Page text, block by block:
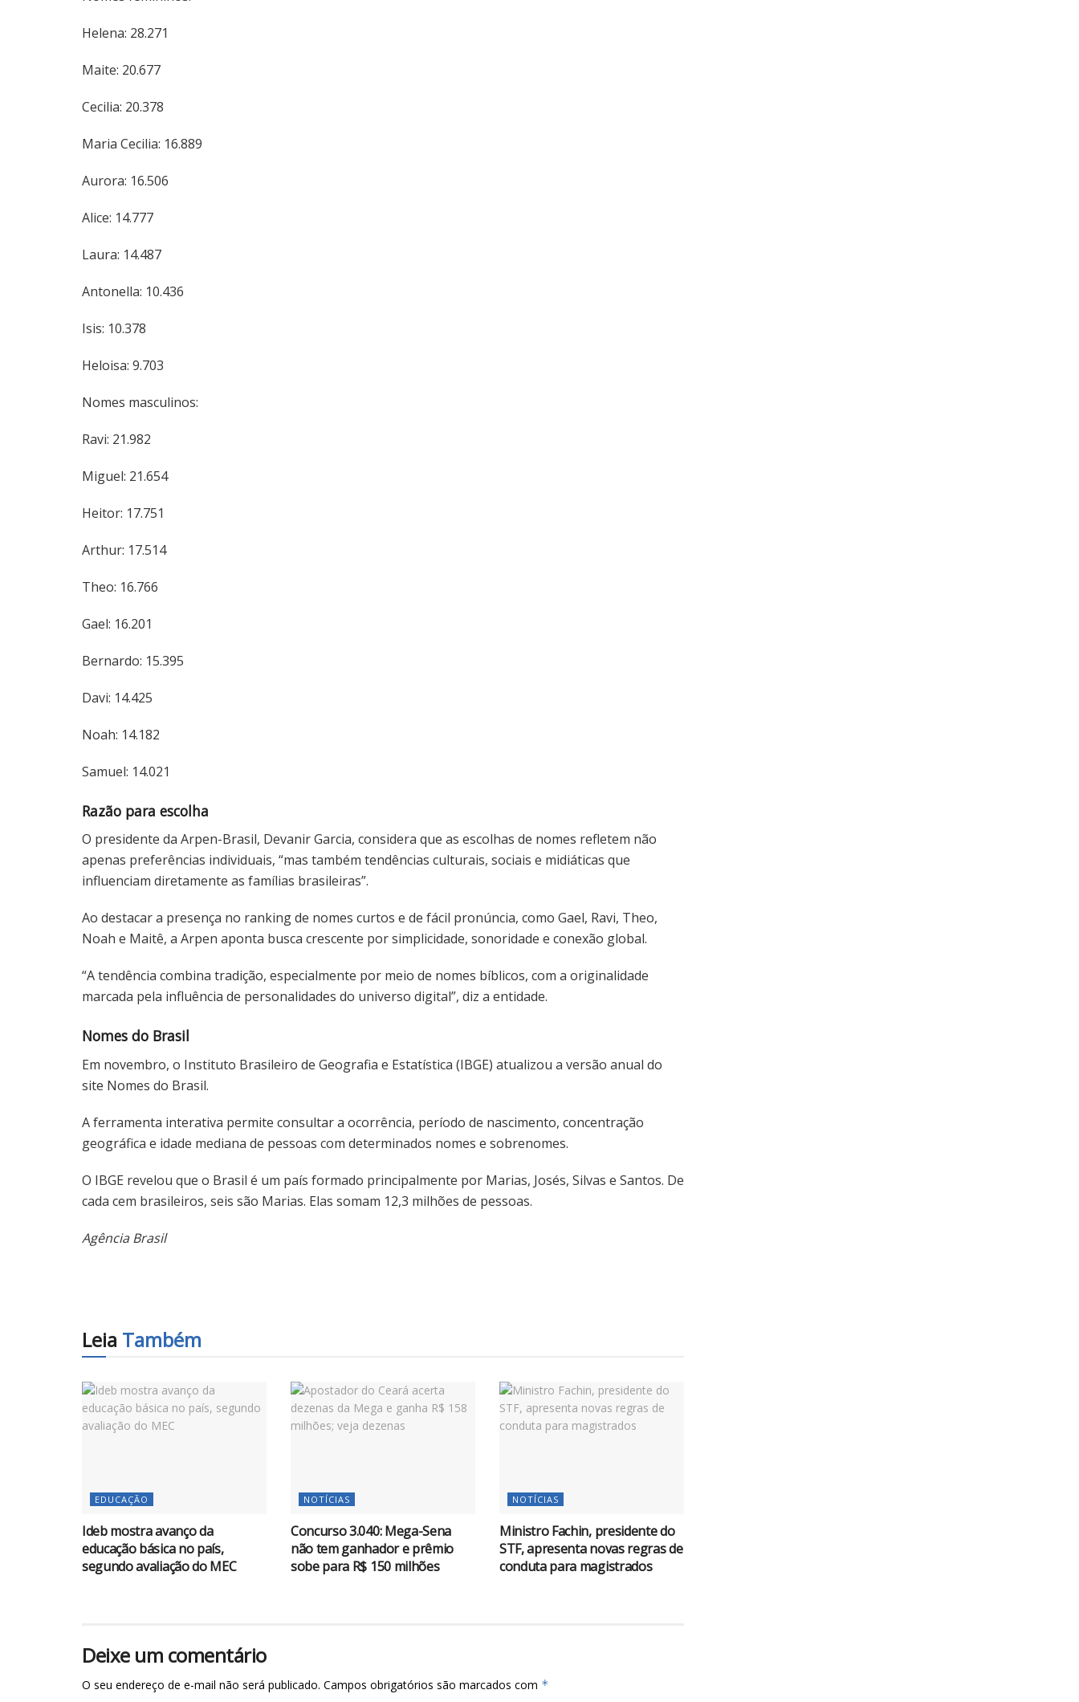
Helena: 28.271
Maite: 20.677
Cecilia: 20.378
Maria Cecilia: 16.889
Aurora: 16.506
Alice: 14.777
Laura: 14.487
Antonella: 10.436
Isis: 10.378
Heloisa: 9.703
Nomes masculinos:
Ravi: 21.982
Miguel: 21.654
Heitor: 17.751
Arthur: 17.514
Theo: 16.766
Gael: 16.201
Bernardo: 15.395
Davi: 14.425
Noah: 14.182
Samuel: 14.021
Razão para escolha
O presidente da Arpen-Brasil, Devanir Garcia, considera que as escolhas de nomes refletem não
apenas preferências individuais, “mas também tendências culturais, sociais e midiáticas que
influenciam diretamente as famílias brasileiras”.
Ao destacar a presença no ranking de nomes curtos e de fácil pronúncia, como Gael, Ravi, Theo,
Noah e Maitê, a Arpen aponta busca crescente por simplicidade, sonoridade e conexão global.
“A tendência combina tradição, especialmente por meio de nomes bíblicos, com a originalidade
marcada pela influência de personalidades do universo digital”, diz a entidade.
Nomes do Brasil
Em novembro, o Instituto Brasileiro de Geografia e Estatística (IBGE) atualizou a versão anual do
site Nomes do Brasil.
A ferramenta interativa permite consultar a ocorrência, período de nascimento, concentração
geográfica e idade mediana de pessoas com determinados nomes e sobrenomes.
O IBGE revelou que o Brasil é um país formado principalmente por Marias, Josés, Silvas e Santos. De
cada cem brasileiros, seis são Marias. Elas somam 12,3 milhões de pessoas.
Agência Brasil
Leia Também
EDUCAÇÃO
Ideb mostra avanço da
educação básica no país,
segundo avaliação do MEC
NOTÍCIAS
Concurso 3.040: Mega-Sena
não tem ganhador e prêmio
sobe para R$ 150 milhões
NOTÍCIAS
Ministro Fachin, presidente do
STF, apresenta novas regras de
conduta para magistrados
Deixe um comentário
O seu endereço de e-mail não será publicado. Campos obrigatórios são marcados com *